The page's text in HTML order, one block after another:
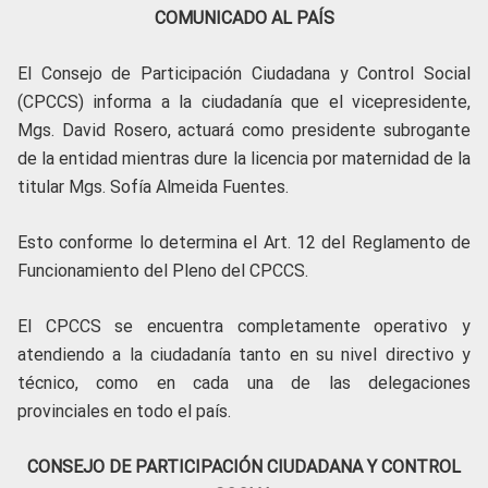
COMUNICADO AL PAÍS
El Consejo de Participación Ciudadana y Control Social
(CPCCS) informa a la ciudadanía que el vicepresidente,
Mgs. David Rosero, actuará como presidente subrogante
de la entidad mientras dure la licencia por maternidad de la
titular Mgs. Sofía Almeida Fuentes.
Esto conforme lo determina el Art. 12 del Reglamento de
Funcionamiento del Pleno del CPCCS.
El CPCCS se encuentra completamente operativo y
atendiendo a la ciudadanía tanto en su nivel directivo y
técnico, como en cada una de las delegaciones
provinciales en todo el país.
CONSEJO DE PARTICIPACIÓN CIUDADANA Y CONTROL